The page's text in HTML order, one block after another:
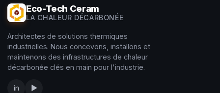
Eco-Tech Ceram
LA CHALEUR DÉCARBONÉE
Architectes de solutions thermiques
industrielles. Nous concevons, installons et
maintenons des infrastructures de chaleur
décarbonée clés en main pour l'industrie.
in ▶